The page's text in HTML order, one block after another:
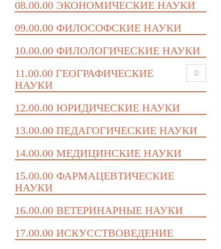
08.00.00 ЭКОНОМИЧЕСКИЕ НАУКИ
09.00.00 ФИЛОСОФСКИЕ НАУКИ
10.00.00 ФИЛОЛОГИЧЕСКИЕ НАУКИ
11.00.00 ГЕОГРАФИЧЕСКИЕ
НАУКИ
12.00.00 ЮРИДИЧЕСКИЕ НАУКИ
13.00.00 ПЕДАГОГИЧЕСКИЕ НАУКИ
14.00.00 МЕДИЦИНСКИЕ НАУКИ
15.00.00 ФАРМАЦЕВТИЧЕСКИЕ
НАУКИ
16.00.00 ВЕТЕРИНАРНЫЕ НАУКИ
17.00.00 ИСКУССТВОВЕДЕНИЕ